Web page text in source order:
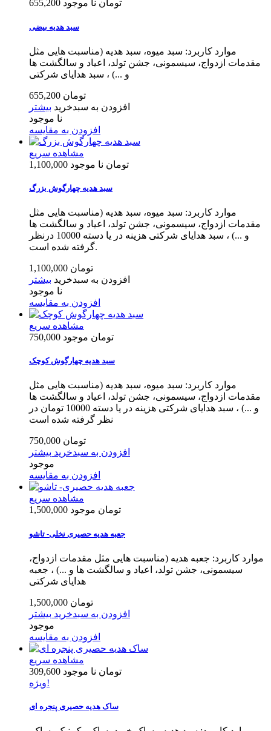
655,200 تومان نا موجود
سبد هدیه بیضی
موارد کاربرد: سبد میوه، سبد هدیه (مناسبت هایی مثل
مقدمات ازدواج، سیسمونی، جشن تولد، اعیاد و سالگشت ها
و ...) ، سبد هدایای شرکتی
655,200 تومان
افزودن به سبدخرید بیشتر
نا موجود
افزودن به مقایسه
مشاهده سریع
1,100,000 تومان نا موجود
سبد هدیه چهارگوش بزرگ
موارد کاربرد: سبد میوه، سبد هدیه (مناسبت هایی مثل
مقدمات ازدواج، سیسمونی، جشن تولد، اعیاد و سالگشت ها
و ...) ، سبد هدایای شرکتی هزینه در یا دسته 10000 درنظر
گرفته شده است.
1,100,000 تومان
افزودن به سبدخرید بیشتر
نا موجود
افزودن به مقایسه
مشاهده سریع
750,000 تومان موجود
سبد هدیه چهارگوش کوچک
موارد کاربرد: سبد میوه، سبد هدیه (مناسبت هایی مثل
مقدمات ازدواج، سیسمونی، جشن تولد، اعیاد و سالگشت ها
و ...) ، سبد هدایای شرکتی هزینه در یا دسته 10000 تومان در
نظر گرفته شده است
750,000 تومان
افزودن به سبدخرید بیشتر
موجود
افزودن به مقایسه
مشاهده سریع
1,500,000 تومان موجود
جعبه هدیه حصیری نخلی- تاشو
موارد کاربرد: جعبه هدیه (مناسبت هایی مثل مقدمات ازدواج،
سیسمونی، جشن تولد، اعیاد و سالگشت ها و ...) ، جعبه
هدایای شرکتی
1,500,000 تومان
افزودن به سبدخرید بیشتر
موجود
افزودن به مقایسه
مشاهده سریع
309,600 تومان نا موجود
ویژه!
ساک هدیه حصیری پنجره ای